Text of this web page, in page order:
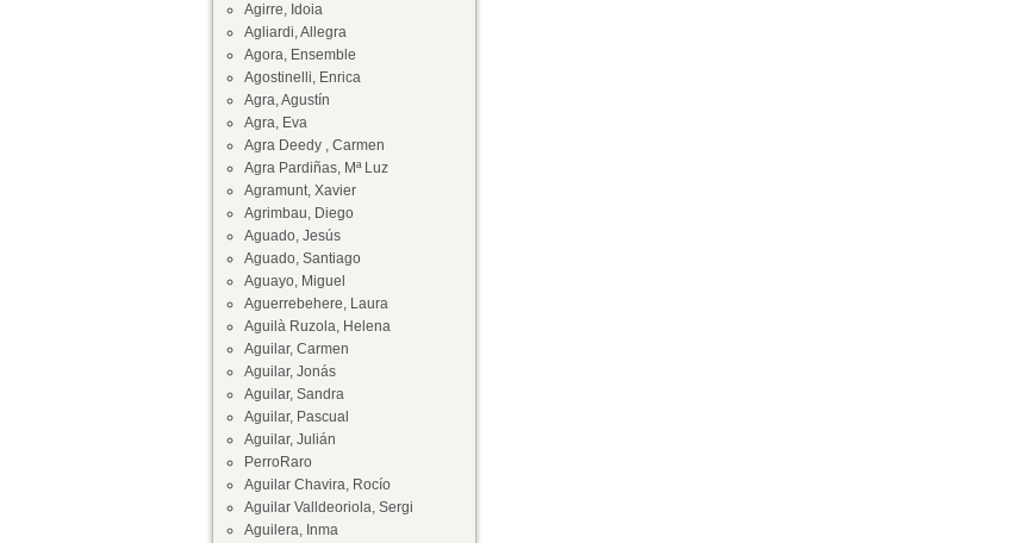
Agirre, Idoia
Agliardi, Allegra
Agora, Ensemble
Agostinelli, Enrica
Agra, Agustín
Agra, Eva
Agra Deedy , Carmen
Agra Pardiñas, Mª Luz
Agramunt, Xavier
Agrimbau, Diego
Aguado, Jesús
Aguado, Santiago
Aguayo, Miguel
Aguerrebehere, Laura
Aguilà Ruzola, Helena
Aguilar, Carmen
Aguilar, Jonás
Aguilar, Sandra
Aguilar, Pascual
Aguilar, Julián
PerroRaro
Aguilar Chavira, Rocío
Aguilar Valldeoriola, Sergi
Aguilera, Inma